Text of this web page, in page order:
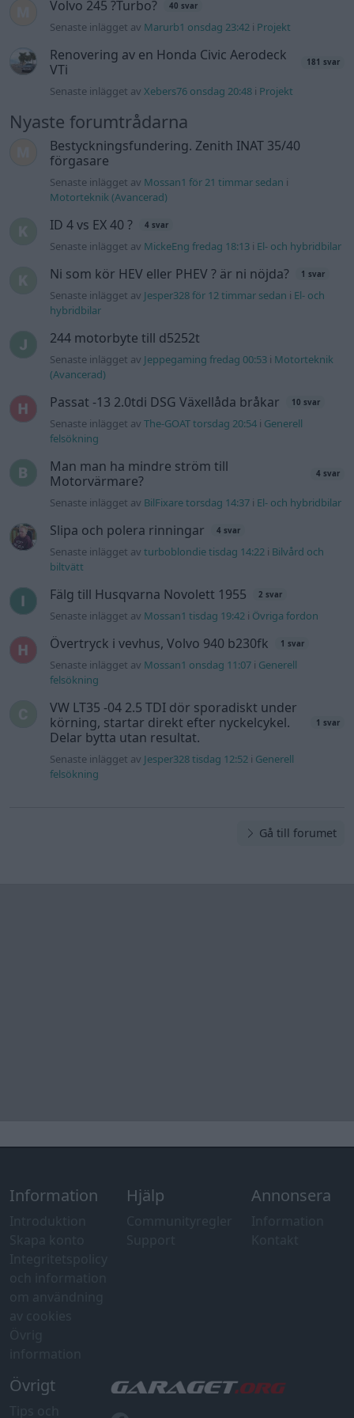
Volvo 245 ?Turbo? 40 svar
Senaste inlägget av Marurb1 onsdag 23:42 i Projekt
Renovering av en Honda Civic Aerodeck
VTi
181 svar
Senaste inlägget avXebers76 onsdag 20:48 i Projekt
Nyaste forumtrådarna
Bestyckningsfundering. Zenith INAT 35/40
förgasare
Senaste inlägget av Mossan1 för 21 timmar sedan i
Motorteknik (Avancerad)
ID 4 vs EX 40 ? 4 svar
Senaste inlägget av MickeEng fredag 18:13 i El- och hybridbilar
Ni som kör HEV eller PHEV ? är ni nöjda? 1 svar
Senaste inlägget av Jesper328 för 12 timmar sedan i El- och
hybridbilar
244 motorbyte till d5252t
Senaste inlägget av Jeppegaming fredag 00:53 i Motorteknik
(Avancerad)
Passat -13 2.0tdi DSG Växellåda bråkar 10 svar
Senaste inlägget avThe-GOAT torsdag 20:54 i Generell
felsökning
Man man ha mindre ström till
Motorvärmare?
4 svar
Senaste inlägget av BilFixare torsdag 14:37 i El- och hybridbilar
Slipa och polera rinningar 4 svar
Senaste inlägget avturboblondie tisdag 14:22 i Bilvård och
biltvätt
Fälg till Husqvarna Novolett 1955 2 svar
Senaste inlägget av Mossan1 tisdag 19:42 i Övriga fordon
Övertryck i vevhus, Volvo 940 b230fk 1 svar
Senaste inlägget av Mossan1 onsdag 11:07 i Generell
felsökning
VW LT35 -04 2.5 TDI dör sporadiskt under
körning, startar direkt efter nyckelcykel.
Delar bytta utan resultat.
1 svar
Senaste inlägget av Jesper328 tisdag 12:52 i Generell
felsökning
Gå till forumet
Tips och